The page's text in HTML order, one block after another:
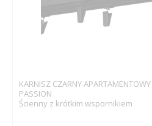
KARNISZ CZARNY
PASSION
Ścienny z krótkim wspornikiem